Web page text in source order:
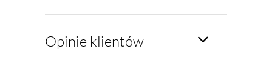
Opinie klientów